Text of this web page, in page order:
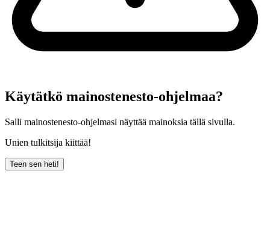
Käytätkö mainostenesto-ohjelmaa?
Salli mainostenesto-ohjelmasi näyttää mainoksia tällä sivulla.
Unien tulkitsija kiittää!
Teen sen heti!